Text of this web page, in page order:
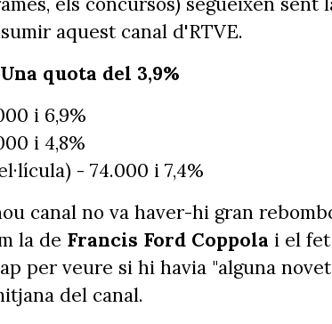
aquest canal d'RTVE.
quota del 3,9%
i 6,9%
i 4,8%
- 74.000 i 7,4%
canal no va haver-hi gran
la de Francis Ford Coppola i el
per veure si hi havia "alguna
del canal.